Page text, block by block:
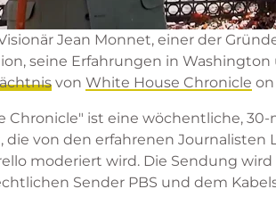
Jean Monnet, einer der
seine Erfahrungen in Washington
von White House Chronicle
Chronicle" ist eine wöchentliche,
die von den erfahrenen Journalisten
moderiert wird. Die Sendung wird
Sender PBS und dem